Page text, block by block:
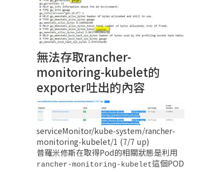
無法存取rancher-
monitoring-kubelet的
exporter吐出的內容
serviceMonitor/kube-system/rancher-
monitoring-kubelet/1 (7/7 up)
普羅米修斯在取得Pod的相關狀態是利用
rancher-monitoring-kubelet這個POD